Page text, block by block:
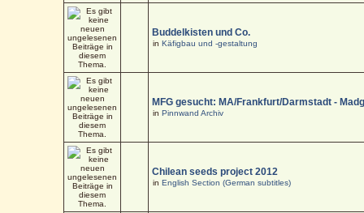
Buddelkisten und Co.
inKäfigbau und -gestaltung
MFG gesucht: MA/Frankfurt/Darmstadt -
inPinnwand Archiv
Chilean seeds project 2012
inEnglish Section (German subtitles)